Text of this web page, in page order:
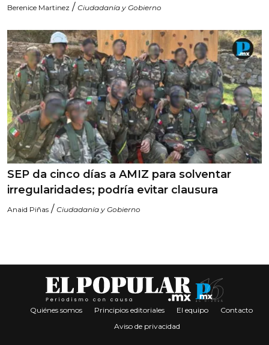
Berenice Martinez / Ciudadanía y Gobierno
SEP da cinco días a AMIZ para solventar
irregularidades; podría evitar clausura
Anaid Piñas / Ciudadanía y Gobierno
Quiénes somos Principios editoriales El equipo
Contacto
Aviso de privacidad